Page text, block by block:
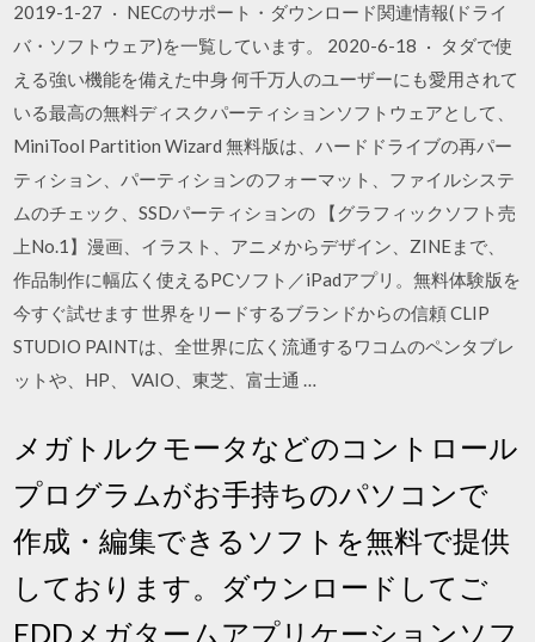
2019-1-27 · NECのサポート・ダウンロード関連情報(ドライ
バ・ソフトウェア)を一覧しています。 2020-6-18 · タダで使
える強い機能を備えた中身 何千万人のユーザーにも愛用されて
いる最高の無料ディスクパーティションソフトウェアとして、
MiniTool Partition Wizard 無料版は、ハードドライブの再パー
ティション、パーティションのフォーマット、ファイルシステ
ムのチェック、SSDパーティションの 【グラフィックソフト売
上No.1】漫画、イラスト、アニメからデザイン、ZINEまで、
作品制作に幅広く使えるPCソフト／iPadアプリ。無料体験版を
今すぐ試せます 世界をリードするブランドからの信頼 CLIP
STUDIO PAINTは、全世界に広く流通するワコムのペンタブレ
ットや、HP、 VAIO、東芝、富士通 …
メガトルクモータなどのコントロール
プログラムがお手持ちのパソコンで
作成・編集できるソフトを無料で提供
しております。ダウンロードしてご
EDDメガタームアプリケーションソフ